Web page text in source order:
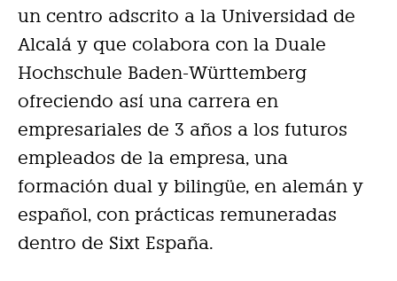
un centro adscrito a la Universidad de
Alcalá y que colabora con la Duale
Hochschule Baden-Württemberg
ofreciendo así una carrera en
empresariales de 3 años a los futuros
empleados de la empresa, una
formación dual y bilingüe, en alemán y
español, con prácticas remuneradas
dentro de Sixt España.